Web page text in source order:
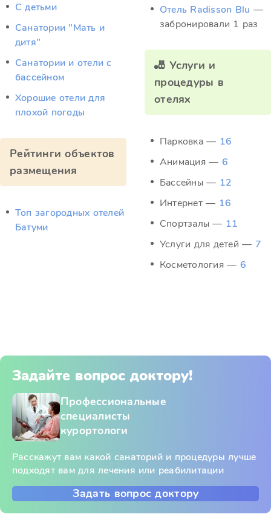
С детьми
Санатории "Мать и
дитя"
Санатории и отели с
бассейном
Хорошие отели для
плохой погоды
Рейтинги объектов
размещения
Топ загородных отелей
Батуми
Отель Radisson Blu —
забронировали 1 раз
🎳 Услуги и
процедуры в
отелях
Парковка — 16
Анимация — 6
Бассейны — 12
Интернет — 16
Спортзалы — 11
Услуги для детей — 7
Косметология — 6
Задайте вопрос доктору!
Профессиональные
специалисты
курортологи
Расскажут вам какой санаторий и процедуры лучше
подходят вам для лечения или реабилитации
Задать вопрос доктору